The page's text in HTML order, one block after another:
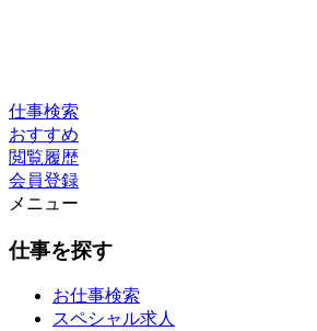
仕事検索
おすすめ
閲覧履歴
会員登録
メニュー
仕事を探す
お仕事検索
スペシャル求人